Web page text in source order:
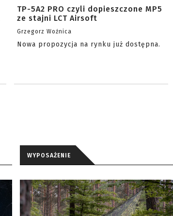
TP-5A2 PRO czyli dopieszczone MP5
ze stajni LCT Airsoft
Grzegorz Woźnica
Nowa propozycja na rynku już dostępna.
WYPOSAŻENIE